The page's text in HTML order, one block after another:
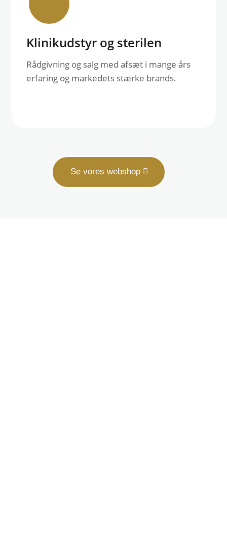
Klinikudstyr og sterilen
Rådgivning og salg med afsæt i mange års
erfaring og markedets stærke brands.
Se vores webshop